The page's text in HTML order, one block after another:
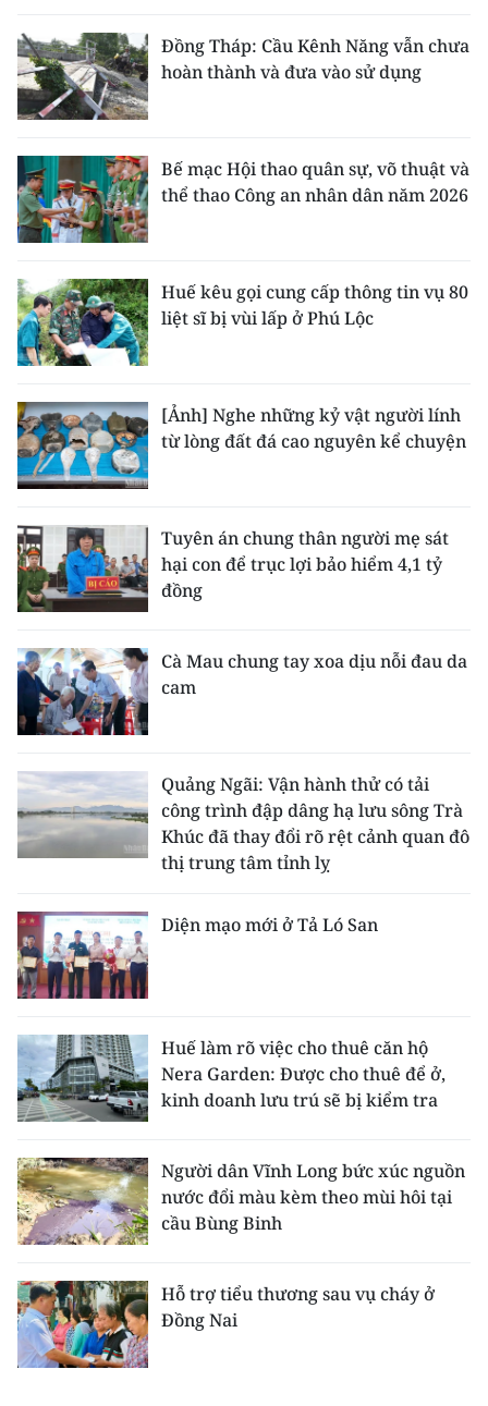
Đồng Tháp: Cầu Kênh Năng vẫn chưa
hoàn thành và đưa vào sử dụng
Bế mạc Hội thao quân sự, võ thuật và
thể thao Công an nhân dân năm 2026
Huế kêu gọi cung cấp thông tin vụ 80
liệt sĩ bị vùi lấp ở Phú Lộc
[Ảnh] Nghe những kỷ vật người lính
từ lòng đất đá cao nguyên kể chuyện
Tuyên án chung thân người mẹ sát
hại con để trục lợi bảo hiểm 4,1 tỷ
đồng
Cà Mau chung tay xoa dịu nỗi đau da
cam
Quảng Ngãi: Vận hành thử có tải
công trình đập dâng hạ lưu sông Trà
Khúc đã thay đổi rõ rệt cảnh quan đô
thị trung tâm tỉnh lỵ
Diện mạo mới ở Tả Ló San
Huế làm rõ việc cho thuê căn hộ
Nera Garden: Được cho thuê để ở,
kinh doanh lưu trú sẽ bị kiểm tra
Người dân Vĩnh Long bức xúc nguồn
nước đổi màu kèm theo mùi hôi tại
cầu Bùng Binh
Hỗ trợ tiểu thương sau vụ cháy ở
Đồng Nai